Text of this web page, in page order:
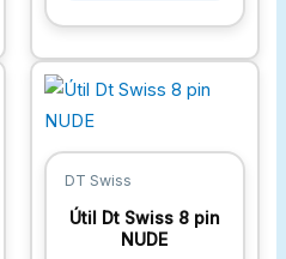
DT Swiss
Útil Dt Swiss 8 pin
NUDE